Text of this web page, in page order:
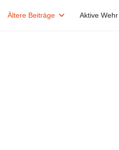
Ältere Beiträge Aktive Wehr